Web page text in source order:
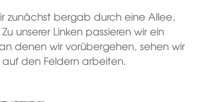
zunächst bergab durch eine Allee,
unserer Linken passieren wir ein
denen wir vorübergehen, sehen wir
den Feldern arbeiten.